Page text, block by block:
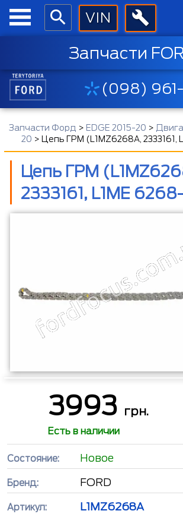
Запчасти
(098)
Запчасти Форд > EDGE 2015-20 >
20 > Цепь ГРМ (L1MZ6268A, 2333161,
Цепь ГРМ
2333161, L1ME
3993 грн.
Есть в наличии
Состояние: Новое
Бренд: FORD
Артикул: L1MZ6268A